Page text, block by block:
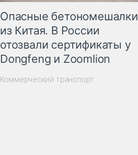
Опасные бетономешалки
из Китая. В России
отозвали сертификаты у
Dongfeng и Zoomlion
Коммерческий транспорт